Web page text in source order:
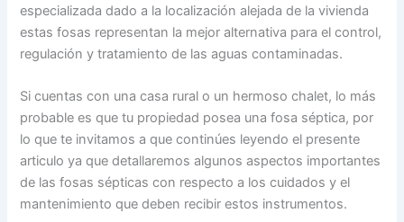
especializada dado a la localización alejada de la vivienda
estas fosas representan la mejor alternativa para el control,
regulación y tratamiento de las aguas contaminadas.
Si cuentas con una casa rural o un hermoso chalet, lo más
probable es que tu propiedad posea una fosa séptica, por
lo que te invitamos a que continúes leyendo el presente
articulo ya que detallaremos algunos aspectos importantes
de las fosas sépticas con respecto a los cuidados y el
mantenimiento que deben recibir estos instrumentos.